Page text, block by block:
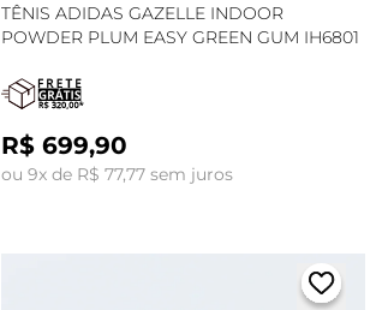
TÊNIS ADIDAS GAZELLE INDOOR
POWDER PLUM EASY GREEN GUM IH6801
R$ 699,90
ou 9x de R$ 77,77 sem juros